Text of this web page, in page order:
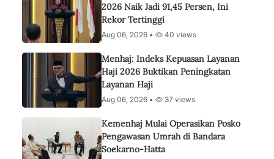
2026 Naik Jadi 91,45 Persen, Ini
Rekor Tertinggi
Aug 06, 2026 • 40 views
Menhaj: Indeks Kepuasan Layanan
Haji 2026 Buktikan Peningkatan
Layanan Haji
Aug 06, 2026 • 37 views
Kemenhaj Mulai Operasikan Posko
Pengawasan Umrah di Bandara
Soekarno-Hatta